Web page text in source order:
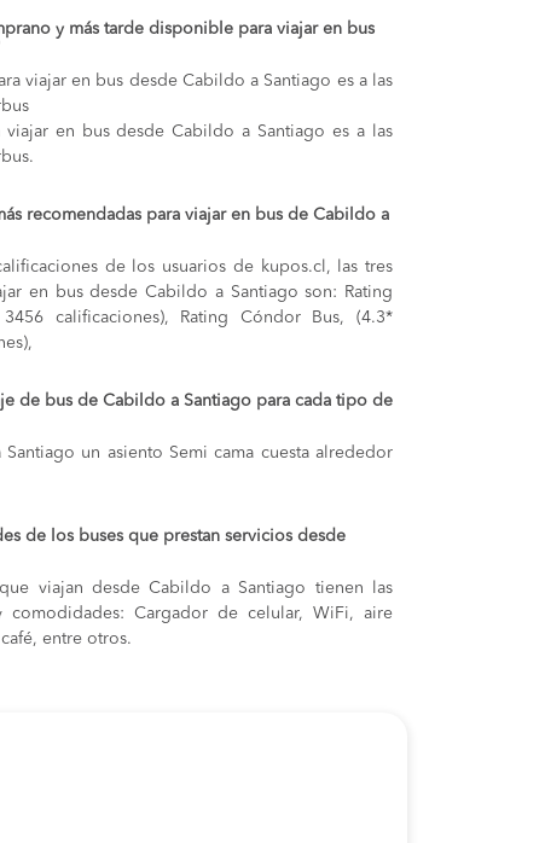
y más tarde disponible para viajar en bus
viajar en bus desde Cabildo a Santiago es a las
en bus desde Cabildo a Santiago es a las
recomendadas para viajar en bus de Cabildo a
de los usuarios de kupos.cl, las tres
en bus desde Cabildo a Santiago son: Rating
calificaciones), Rating Cóndor Bus, (4.3*
de bus de Cabildo a Santiago para cada tipo de
un asiento Semi cama cuesta alrededor
de los buses que prestan servicios desde
viajan desde Cabildo a Santiago tienen las
comodidades: Cargador de celular, WiFi, aire
entre otros.